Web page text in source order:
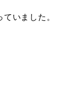
いました。